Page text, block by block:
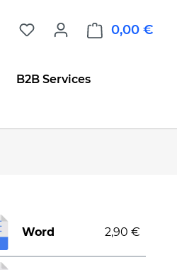
0,00 €
B2B Services
Word 2,90 €